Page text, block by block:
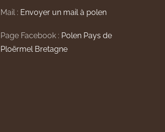
Mail : Envoyer un mail à polen
Page Facebook : Polen Pays de
Ploërmel Bretagne